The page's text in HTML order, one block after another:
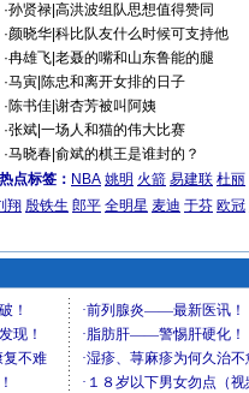
·孙贤禄| 高洪波组队思想值得赞同
·颜晓华| 科比队友什么时候可支持他
·冉雄飞| 老聂的嘴和山东鲁能的腿
·马寅| 陈忠和离开女排的日子
·陈书佳| 谢杏芳被叫阿姨
·张斌| 一场人和猫的伟大比赛
·马晓春| 俞斌的棋王是谁封的？
热点标签： NBA 姚明 火箭 易建联 杜丽
翔 殷铁生 郎平 全明星 麦迪 于芬 欧冠